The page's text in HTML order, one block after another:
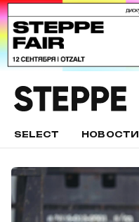
SELECT НОВОСТИ